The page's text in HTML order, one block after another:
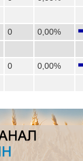
0
0,00%
0
0,00%